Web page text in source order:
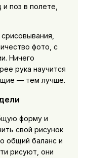
поз в полете,
фото, с
Ничего
рука научится
— тем лучше.
форму и
свой рисунок
общий баланс и
рисуют, они